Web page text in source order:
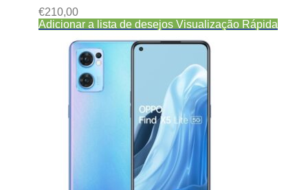
€210,00
Adicionar a lista de desejos Visualização Rápida